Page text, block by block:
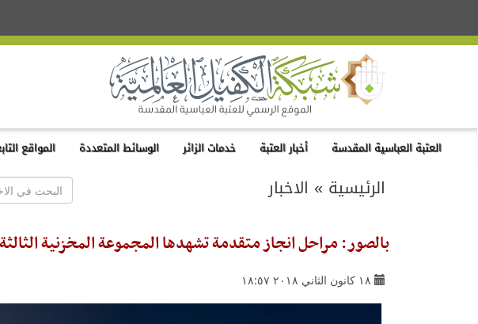
العتبة العباسية المقدسة أخبار العتبة خدمات الزائر الوسائط المتعددة المواقع
الرئيسية » الاخبار
بالصور: مراحل انجاز متقدمة تشهدها المجموعة المخزنية
١٨ كانون الثاني ٢٠١٨ ١٨:٥٧